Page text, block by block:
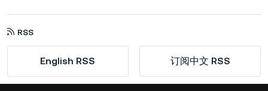
RSS
English RSS 订阅中文 RSS